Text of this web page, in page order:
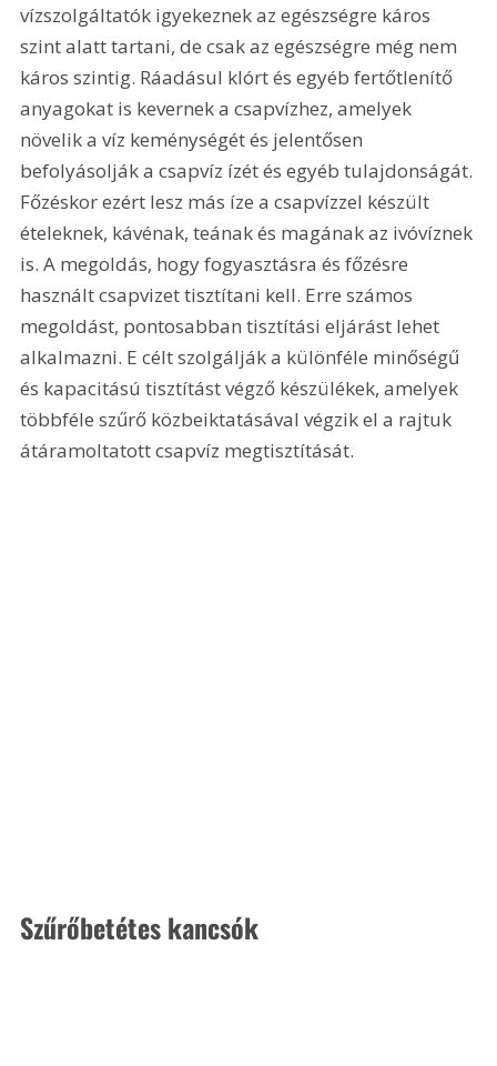
vízszolgáltatók igyekeznek az egészségre káros
szint alatt tartani, de csak az egészségre még nem
káros szintig. Ráadásul klórt és egyéb fertőtlenítő
anyagokat is kevernek a csapvízhez, amelyek
növelik a víz keménységét és jelentősen
befolyásolják a csapvíz ízét és egyéb tulajdonságát.
Főzéskor ezért lesz más íze a csapvízzel készült
ételeknek, kávénak, teának és magának az ivóvíznek
is. A megoldás, hogy fogyasztásra és főzésre
használt csapvizet tisztítani kell. Erre számos
megoldást, pontosabban tisztítási eljárást lehet
alkalmazni. E célt szolgálják a különféle minőségű
és kapacitású tisztítást végző készülékek, amelyek
többféle szűrő közbeiktatásával végzik el a rajtuk
átáramoltatott csapvíz megtisztítását.
Szűrőbetétes kancsók